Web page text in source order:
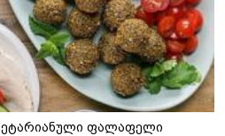
ფალაფელი